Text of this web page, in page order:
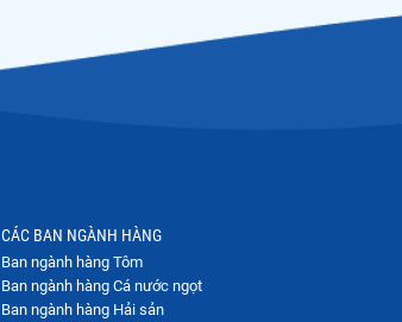
CÁC BAN NGÀNH HÀNG
Ban ngành hàng Tôm
Ban ngành hàng Cá nước ngọt
Ban ngành hàng Hải sản